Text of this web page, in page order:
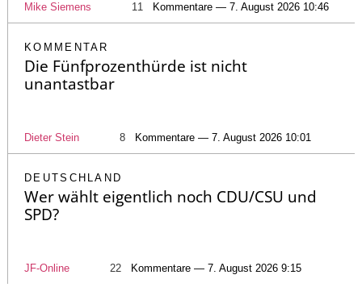
Mike Siemens 11 Kommentare — 7. August 2026 10:46
KOMMENTAR
Die Fünfprozenthürde ist nicht
unantastbar
Dieter Stein 8 Kommentare — 7. August 2026 10:01
DEUTSCHLAND
Wer wählt eigentlich noch CDU/CSU und
SPD?
JF-Online 22 Kommentare — 7. August 2026 9:15